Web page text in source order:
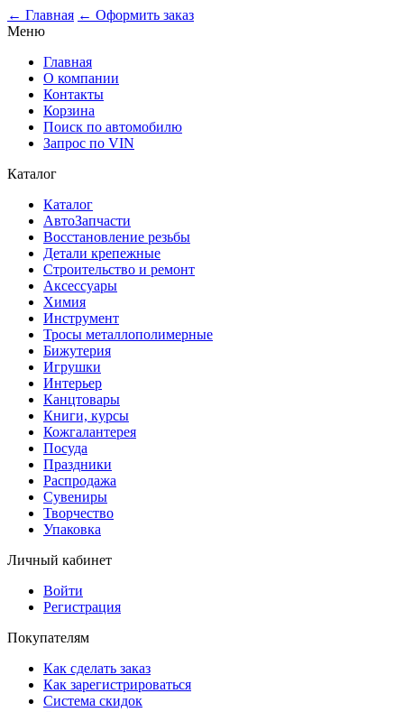
← Главная ← Оформить заказ
Меню
Главная
О компании
Контакты
Корзина
Поиск по автомобилю
Запрос по VIN
Каталог
Каталог
АвтоЗапчасти
Восстановление резьбы
Детали крепежные
Строительство и ремонт
Аксессуары
Химия
Инструмент
Тросы металлополимерные
Бижутерия
Игрушки
Интерьер
Канцтовары
Книги, курсы
Кожгалантерея
Посуда
Праздники
Распродажа
Сувениры
Творчество
Упаковка
Личный кабинет
Войти
Регистрация
Покупателям
Как сделать заказ
Как зарегистрироваться
Система скидок